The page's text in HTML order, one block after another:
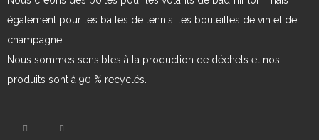
également pour les balles de tennis, les bouteilles de vin et de
champagne.
Nous sommes sensibles à la production de déchets et nos
produits sont à 90 % recyclés.